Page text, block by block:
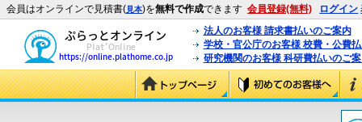
会員はオンラインで見積書(見本)を無料で作成できます 会員登録(無料) ログイン
法人のお客様 請求書払いのご案内
学校・官公庁のお客様 校費・公費
研究機関のお客様 科研費払いのご